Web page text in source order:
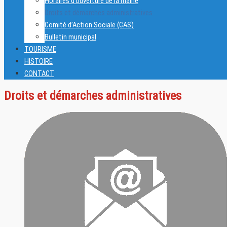
Droits et démarches administratives
Comité d’Action Sociale (CAS)
Bulletin municipal
TOURISME
HISTOIRE
CONTACT
Droits et démarches administratives